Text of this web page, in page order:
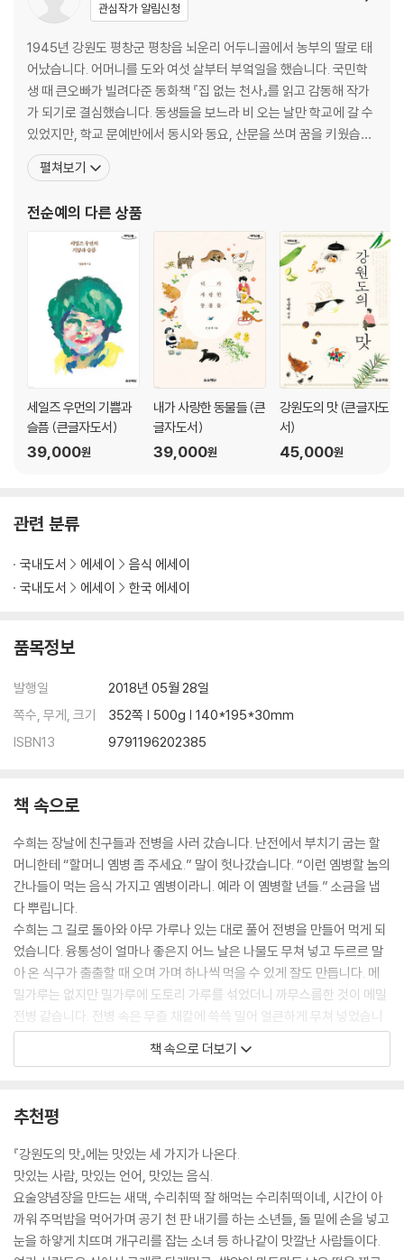
신랑이 제대하기 전에 한글을 배우자 ‥삶은 감자 75
2부 동네 사람들과 함께 살아가다
옥선이네 집에서 퉁소 소리를 듣다 ‥강냉이냉죽 85
탄탄하고 씩씩하게 자란 찐돌이네 아이들 ‥개구리구이 90
쌀보다 옥수수가 맛나네 ‥풋강냉이기정 95
삼복더위에 여자들끼리 가는 피서 ‥생떡 미역국 100
아침에 따서 바로 요리해 먹다 ‥첫물 고추무침 110
옥자는 많이 컸습니다 ‥삶은 강냉이 114
영철이 아부지, 왜 호박잎을 안 먹어유? ‥호박잎쌈 122
삼치라우 여울물을 타고 온 아이들 ‥골뱅이죽 126
빠지직 빠지직 가재 씹는 소리 ‥가재죽 131
동네에서 큰 솥단지째 끓여 먹던 죽 ‥어죽 135
천렵꾼들이 모였습니다 ‥쏘가리 회 140
어렵게 수확한 보리를 타작할 때 ‥보리밥 147
꼬투리를 하나하나 까야 한다 ‥파란콩 순두부 153
마낙쟁이가 된 큰오빠와 작은오빠 ‥장어죽 161
3부 온 가족이 일을 하다
집안에 큰소리가 나는 원인 ‥꽃계란 174
돌아서면 먹고 돌아서면 배 꺼지는 타작날 ‥타작밥 185
바느질보다 미꾸리를 잡고 싶습니다 ‥미꾸리찜 190
온 가족이 호박을 줍는 동안 ‥연두색 호박국 210
노래자랑에 노란 원피스를 입고 나간 수희 ‥전병 219
옥순이가 찾던 중앙청 꼭대기 같은 밥 ‥밤밥 226
이밥에 채김치 넣고 양푼째 올리는 제사상 ‥이밥 230
도야지 내장국 먹는 보름 미리 잔치 ‥돼지국밥 246
4부 한가한 날, 술 한잔 같이하다
둘은 구덩이 파고 여덟은 등 두드리는 거 ‥꽁맨두 253
한바가지 할머니의 마지막 감자떡 ‥나이떡 258
메밀로 만들어 콧등 치던 어머니 음식 ‥꼴두국수 264
김장 날, 속을 데우기 위해 먹는 죽 ‥배추 밑동죽 268
평생에 한번은 실컷 먹어보자 ‥굴비구이 273
혼자 있을 새가 없는 일교 어머니 ‥메밀 적 277
억부 어머니가 마음대로 먹을 수 있는 양식 ‥미꾸리탕 286
고기는 눈 닦고 보아도 보이지 않습니다 ‥밀만두 295
내 언제 한번 먹게 해주꾸마 ‥총각무 동치미 302
촌스런 나물을 먹고 가는 대화 할머니 ‥콩비지밥 311
어메는 어디 가고 언나들끼리 쌀을 빻나 ‥절편 316
고추는 머리 쪽을 들고 먹어야 한다 ‥콩죽과 고추 장아찌 321
대보름에 처녀들은 밤새 노래합니다 ‥찰밥 326
백사를 잡았다고 소문냅시다 ‥감기약 331
60년 만에 자유의 몸이 되다 ‥팥죽 336
작가의 말 346
관심작가 알림신청
1945년 강원도 평창군 평창읍 뇌운리 어두니골에서 농부의 딸로 태
어났습니다. 어머니를 도와 여섯 살부터 부엌일을 했습니다. 국민학
생 때 큰오빠가 빌려다준 동화책 『집 없는 천사』를 읽고 감동해 작가
가 되기로 결심했습니다. 동생들을 보느라 비 오는 날만 학교에 갈 수
있었지만, 학교 문예반에서 동시와 동요, 산문을 쓰며 꿈을 키웠습니
다. 하지만 꿈은 꿈으로 남겨둔 채 결혼을 하고 아이를 낳고 서울에 올
라와 먹고살기 위해 사고파는 일을 열심히 했습니다. 환갑이 되어 평
습니다. 지은 책으로 강원도 산골에서
펼쳐보기
전순예의 다른 상품
세일즈 우먼의 기쁨과
슬픔 (큰글자도서)
39,000원
내가 사랑한 동물들 (큰
글자도서)
39,000원
강원도의 맛 (큰글자도
서)
45,000원
관련 분류
국내도서 에세이
음식 에세이
국내도서
에세이 한국 에세이
품목정보
발행일
2018년 05월 28일
쪽수, 무게, 크기
352쪽 | 500g | 140*195*30mm
ISBN13
9791196202385
책 속으로
수희는 장날에 친구들과 전병을 사러 갔습니다. 난전에서 부치기 굽는 할
머니한테 “할머니 옘병 좀 주세요.” 말이 헛나갔습니다. “이런 옘병할 놈의
간나들이 먹는 음식 가지고 옘병이라니. 예라 이 옘병할 년들.” 소금을 냅
다 뿌립니다.
수희는 그 길로 돌아와 아무 가루나 있는 대로 풀어 전병을 만들어 먹게 되
었습니다. 융통성이 얼마나 좋은지 어느 날은 나물도 무쳐 넣고 두르르 말
아 온 식구가 출출할 때 오며 가며 하나씩 먹을 수 있게 잘도 만듭니다. 메
밀가루는 없지만 밀가루에 도토리 가루를 섞었더니 까무스름한 것이 메밀
전병 같습니다. 전병 속은 무츨 채칼에 쓱쓱 밀어 얼큰하게 무쳐 넣었습니
다. 생채가 아삭아삭 씹히는 맛이 괜찮습니다.
---「노래자랑에 노란 원피스를 입고 나간 수희_전병」중에서
럼은 스무 마리인데, 비료 포대로 싸고 새끼줄로 묶어서 사 가지고 옵니다.
보리가 날 때쯤 나오는 꽁치는 ‘보리꽁치’라 하여 특별히 더 맛이 있었습니
다.
해가 중천에 있을 때부터 저녁 준비를 합니다. 마당에 멍석을 깔고 화롯불
을 준비하고 싸릿가지도 준비합니다. (……) 상추와 배추 속고갱이 쌈도 준
비해서 상을 차려놓고, 화롯불에 굼벙쇠를 올려 그 위에 싸릿가지를 총총
히 놓고, 미리 씻어서 소금을 뿌려놓은 꽁치를 올려 굽습니다. 싸릿가지가
책 속으로 더보기
추천평
『강원도의 맛』에는 맛있는 세 가지가 나온다.
맛있는 사람, 맛있는 언어, 맛있는 음식.
요술양념장을 만드는 새댁, 수리취떡 잘 해먹는 수리취떡이네, 시간이 아
까워 주먹밥을 먹어가며 공기 천 판 내기를 하는 소년들, 돌 밑에 손을 넣고
눈을 하얗게 치뜨며 개구리를 잡는 소녀 등 하나같이 맛깔난 사람들이다.